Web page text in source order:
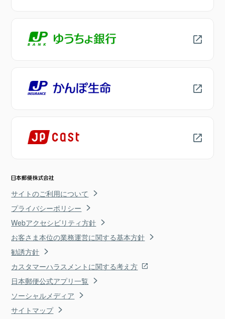
サイトのご利用について
プライバシーポリシー
Webアクセシビリティ方針
お客さま本位の業務運営に関する基本方針
勧誘方針
カスタマーハラスメントに関する考え方
日本郵便公式アプリ一覧
ソーシャルメディア
サイトマップ